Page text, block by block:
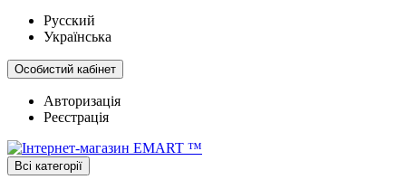
Русский
Українська
Особистий кабінет
Авторизація
Реєстрація
Всі категорії